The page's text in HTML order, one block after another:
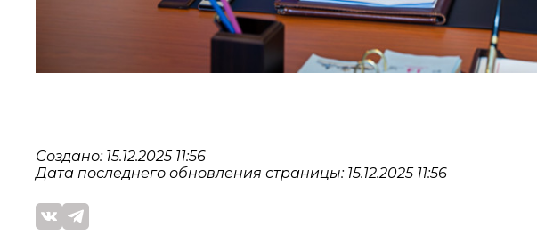
Создано: 15.12.2025 11:56
Дата последнего обновления страницы: 15.12.2025 11:56